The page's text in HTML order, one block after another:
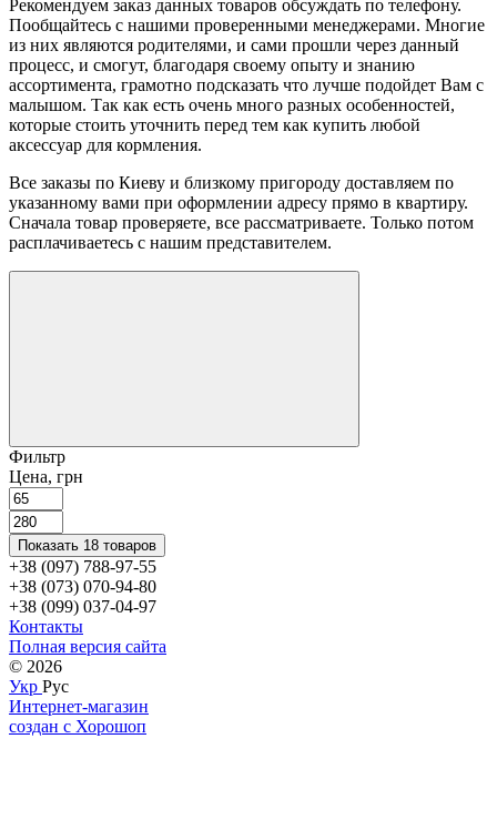
Рекомендуем заказ данных товаров обсуждать по телефону.
Пообщайтесь с нашими проверенными менеджерами. Многие
из них являются родителями, и сами прошли через данный
процесс, и смогут, благодаря своему опыту и знанию
ассортимента, грамотно подсказать что лучше подойдет Вам с
малышом. Так как есть очень много разных особенностей,
которые стоить уточнить перед тем как купить любой
аксессуар для кормления.
Все заказы по Киеву и близкому пригороду доставляем по
указанному вами при оформлении адресу прямо в квартиру.
Сначала товар проверяете, все рассматриваете. Только потом
расплачиваетесь с нашим представителем.
Фильтр
Цена, грн
Показать 18 товаров
+38 (097) 788-97-55
+38 (073) 070-94-80
+38 (099) 037-04-97
Контакты
Полная версия сайта
© 2026
Укр Рус
Интернет-магазин
создан с Хорошоп